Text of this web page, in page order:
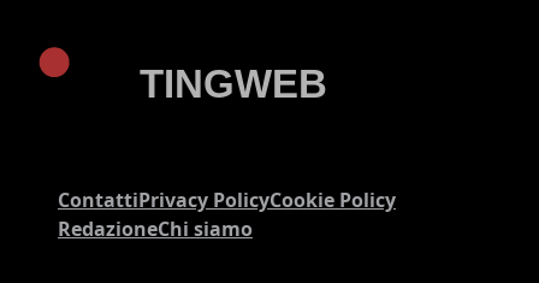
ContattiPrivacy PolicyCookie Policy
RedazioneChi siamo